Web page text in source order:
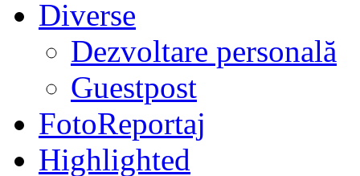
Diverse
Dezvoltare personală
Guestpost
FotoReportaj
Highlighted